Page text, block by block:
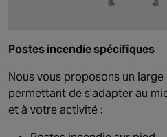
Postes incendie spécifiques
Nous vous proposons un
permettant de s’adapter au
et à votre activité :